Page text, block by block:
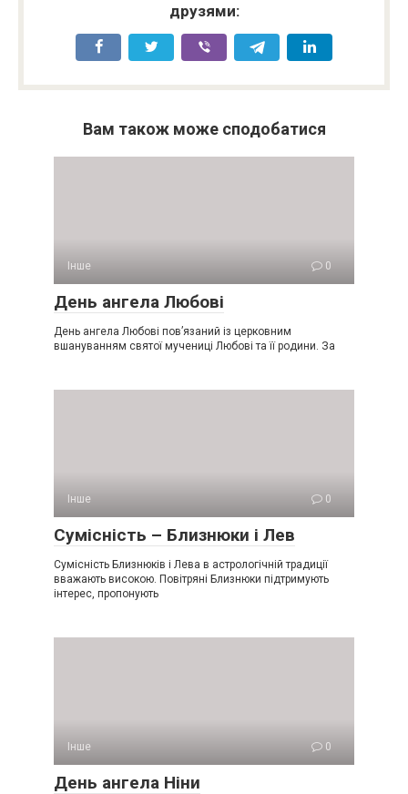
друзями:
Вам також може сподобатися
Інше 0
День ангела Любові
День ангела Любові пов’язаний із церковним
вшануванням святої мучениці Любові та її родини. За
Інше 0
Сумісність – Близнюки і Лев
Сумісність Близнюків і Лева в астрологічній традиції
вважають високою. Повітряні Близнюки підтримують
інтерес, пропонують
Інше 0
День ангела Ніни